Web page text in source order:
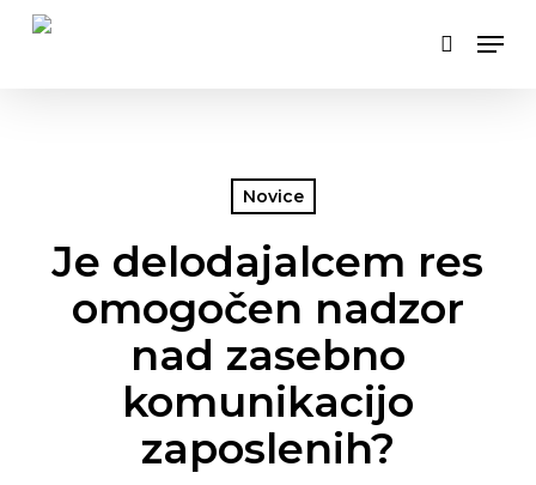
Skip
search
Novice
Je delodajalcem res
omogočen nadzor
nad zasebno
komunikacijo
zaposlenih?